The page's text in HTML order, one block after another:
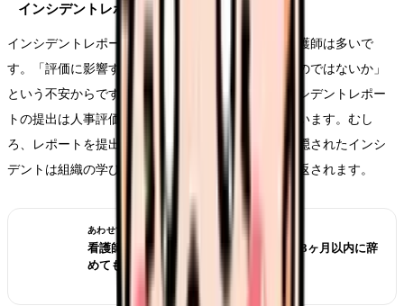
インシデントレポートを書くときの心構え
インシデントレポートを書くことに抵抗感がある看護師は多いで
す。「評価に影響するのではないか」「責められるのではないか」
という不安からです。しかし、多くの病院ではインシデントレポー
トの提出は人事評価に直接影響しない方針を取っています。むし
ろ、レポートを提出しないことのほうが問題です。隠されたインシ
デントは組織の学びにつながらず、同じミスが繰り返されます。
あわせて読みたい
看護師 転職したばかりなのに辞めたい｜3ヶ月以内に辞
めてもいい？